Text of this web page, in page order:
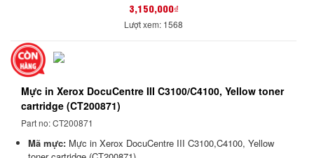
3,150,000₫
Lượt xem: 1568
Mực in Xerox DocuCentre III C3100/C4100, Yellow toner
cartridge (CT200871)
Part no: CT200871
Mã mực: Mực in Xerox DocuCentre III C3100,C4100, Yellow